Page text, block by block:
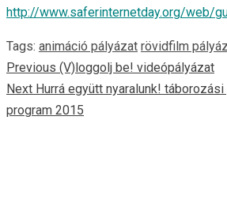
http://www.saferinternetday.org/web/
Tags: animáció pályázat rövidfilm
Continue
Reading
Previous (V)loggolj be! videópályázat
Next Hurrá együtt nyaralunk!
program 2015